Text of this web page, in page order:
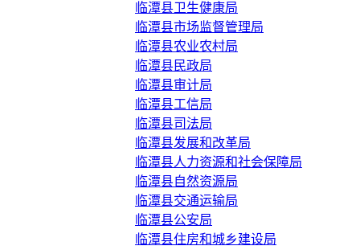
临潭县卫生健康局
临潭县市场监督管理局
临潭县农业农村局
临潭县民政局
临潭县审计局
临潭县工信局
临潭县司法局
临潭县发展和改革局
临潭县人力资源和社会保障局
临潭县自然资源局
临潭县交通运输局
临潭县公安局
临潭县住房和城乡建设局